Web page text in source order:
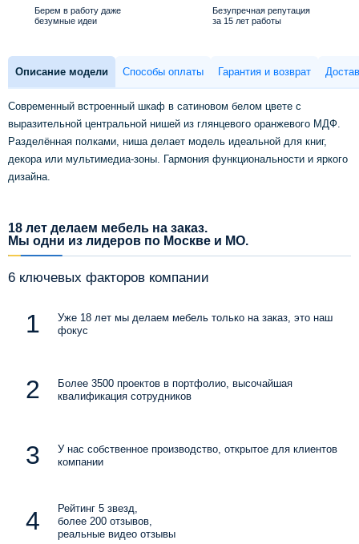
Берем в работу даже
безумные идеи
Безупречная репутация
за 15 лет работы
Описание модели Способы оплаты Гарантия и возврат
Современный встроенный шкаф в сатиновом белом цвете с
выразительной центральной нишей из глянцевого оранжевого МДФ.
Разделённая полками, ниша делает модель идеальной для книг,
декора или мультимедиа-зоны. Гармония функциональности и яркого
дизайна.
18 лет делаем мебель на заказ.
Мы одни из лидеров по Москве и МО.
6 ключевых факторов компании
Уже 18 лет мы делаем мебель только на заказ, это наш
фокус
Более 3500 проектов в портфолио, высочайшая
квалификация сотрудников
У нас собственное производство, открытое для клиентов
компании
Рейтинг 5 звезд,
более 200 отзывов,
реальные видео отзывы